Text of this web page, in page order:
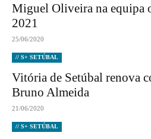
Miguel Oliveira na equipa
2021
25/06/2020
// S+ SETÚBAL
Vitória de Setúbal renova
Bruno Almeida
21/06/2020
// S+ SETÚBAL